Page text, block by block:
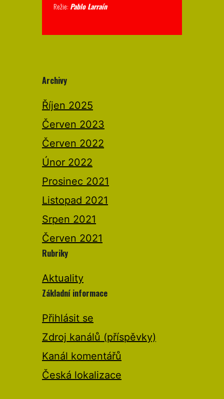
Režie: Pablo Larraín
Archivy
Říjen 2025
Červen 2023
Červen 2022
Únor 2022
Prosinec 2021
Listopad 2021
Srpen 2021
Červen 2021
Rubriky
Aktuality
Základní informace
Přihlásit se
Zdroj kanálů (příspěvky)
Kanál komentářů
Česká lokalizace